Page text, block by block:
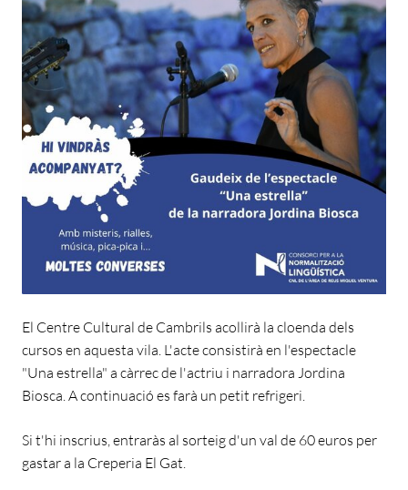
El Centre Cultural de Cambrils acollirà la cloenda dels
cursos en aquesta vila. L'acte consistirà en l'espectacle
"Una estrella" a càrrec de l'actriu i narradora Jordina
Biosca. A continuació es farà un petit refrigeri.
Si t'hi inscrius, entraràs al sorteig d'un val de 60 euros per
gastar a la Creperia El Gat.